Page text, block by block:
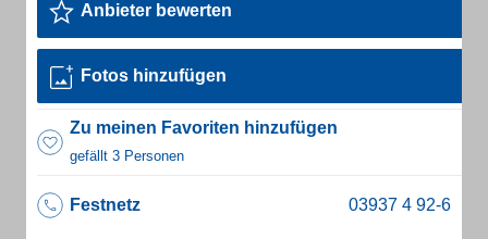
Anbieter bewerten
Fotos hinzufügen
Zu meinen Favoriten hinzufügen
gefällt 3 Personen
Festnetz